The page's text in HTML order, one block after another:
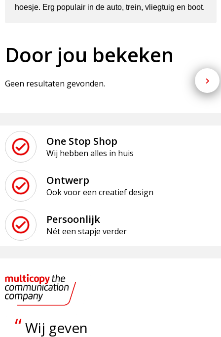
hoesje. Erg populair in de auto, trein, vliegtuig en boot.
Door jou bekeken
Geen resultaten gevonden.
One Stop Shop
Wij hebben alles in huis
Ontwerp
Ook voor een creatief design
Persoonlijk
Nét een stapje verder
“Wij geven